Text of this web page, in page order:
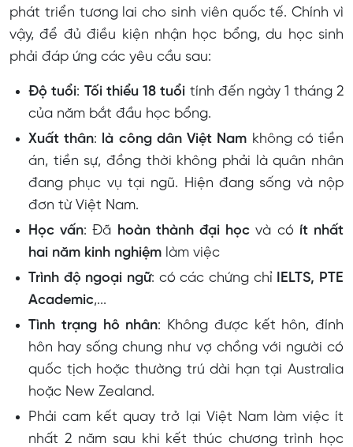
phát triển tương lai cho sinh viên quốc tế. Chính vì
vậy, để đủ điều kiện nhận học bổng, du học sinh
phải đáp ứng các yêu cầu sau:
Độ tuổi: Tối thiểu 18 tuổi tính đến ngày 1 tháng 2
của năm bắt đầu học bổng.
Xuất thân: là công dân Việt Nam không có tiền
án, tiền sự, đồng thời không phải là quân nhân
đang phục vụ tại ngũ. Hiện đang sống và nộp
đơn từ Việt Nam.
Học vấn: Đã hoàn thành đại học và có ít nhất
hai năm kinh nghiệm làm việc
Trình độ ngoại ngữ: có các chứng chỉ IELTS, PTE
Academic,...
Tình trạng hô nhân: Không được kết hôn, đính
hôn hay sống chung như vợ chồng với người có
quốc tịch hoặc thường trú dài hạn tại Australia
hoặc New Zealand.
Phải cam kết quay trở lại Việt Nam làm việc ít
nhất 2 năm sau khi kết thúc chương trình học